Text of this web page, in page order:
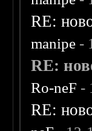
RE:
manipe -
RE:
Ro-neF -
RE: